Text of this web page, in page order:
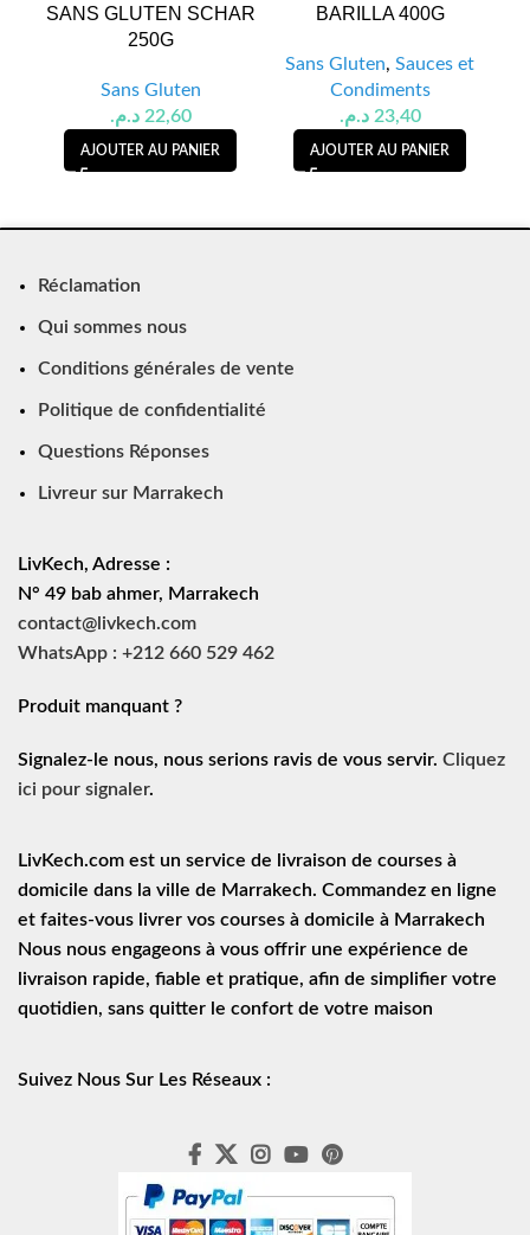
SANS GLUTEN SCHAR
250G
Sans Gluten
22,60 د.م.
AJOUTER AU PANIER
BARILLA 400G
Sans Gluten, Sauces et
Condiments
23,40 د.م.
AJOUTER AU PANIER
Réclamation
Qui sommes nous
Conditions générales de vente
Politique de confidentialité
Questions Réponses
Livreur sur Marrakech
LivKech, Adresse :
N° 49 bab ahmer, Marrakech
contact@livkech.com
WhatsApp : +212 660 529 462
Produit manquant ?
Signalez-le nous, nous serions ravis de vous servir. Cliquez
ici pour signaler.
LivKech.com est un service de
livraison de courses à
domicile dans la ville de Marrakech. Commandez en ligne
et faites-vous livrer vos courses à domicile à Marrakech
Nous nous engageons à vous offrir une expérience de
livraison rapide, fiable et pratique, afin de simplifier votre
quotidien, sans quitter le confort de votre maison
Suivez Nous Sur Les Réseaux :